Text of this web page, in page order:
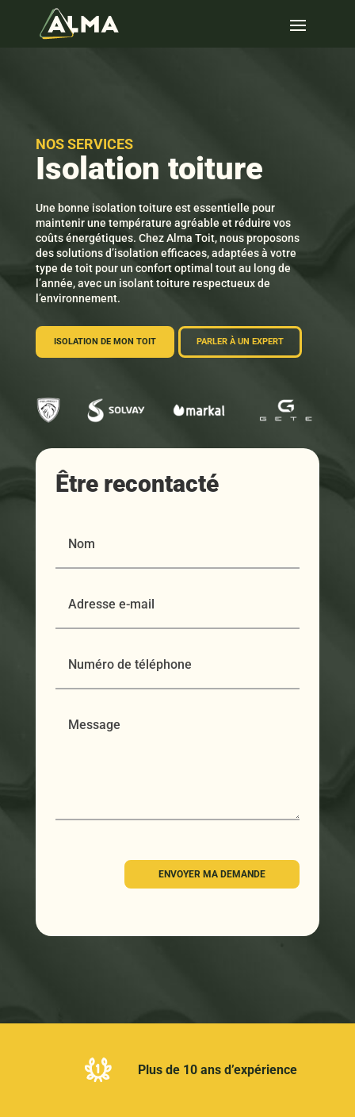
NOS SERVICES
Isolation toiture
Une bonne isolation toiture est essentielle pour
maintenir une température agréable et réduire vos
coûts énergétiques. Chez Alma Toit, nous proposons
des solutions d’isolation efficaces, adaptées à votre
type de toit pour un confort optimal tout au long de
l’année, avec un isolant toiture respectueux de
l’environnement.
ISOLATION DE MON TOIT PARLER À UN EXPERT
Être recontacté
ENVOYER MA DEMANDE
Plus de 10 ans d’expérience